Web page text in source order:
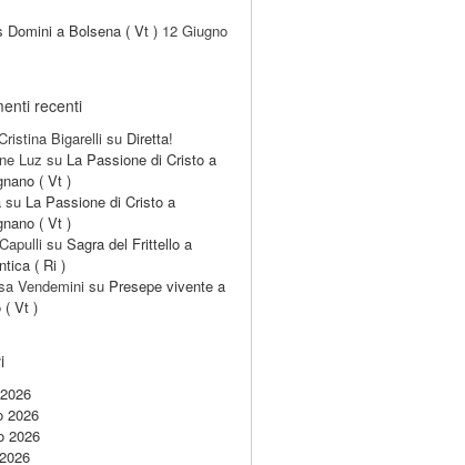
Domini a Bolsena ( Vt ) 12 Giugno
recenti
Bigarelli su Diretta!
Luz su La Passione di Cristo a
( Vt )
su La Passione di Cristo a
( Vt )
suSagra del Frittello a
( Ri )
Vendemini su Presepe vivente a
( Vt )
2026
2026